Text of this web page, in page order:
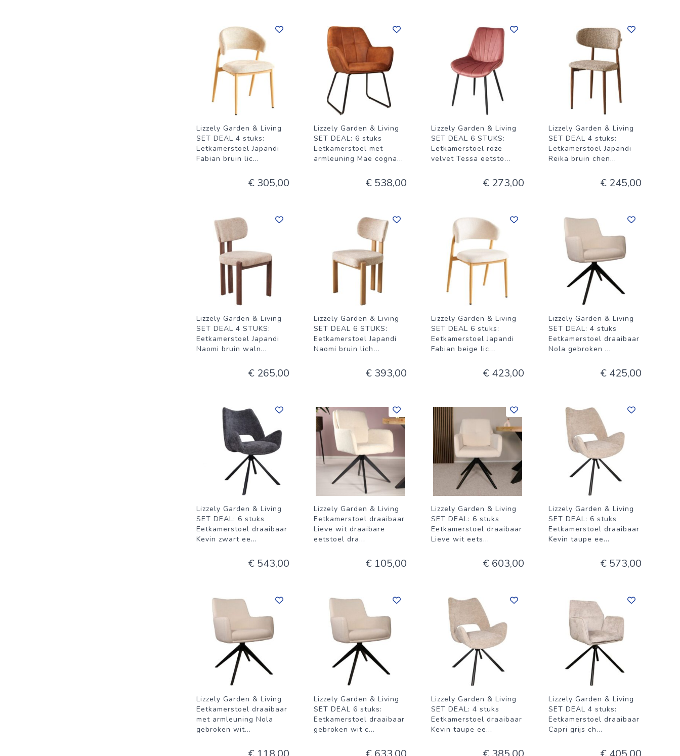
Lizzely Garden & Living
SET DEAL 4 stuks:
Eetkamerstoel Japandi
Fabian bruin lic...
€ 305,00
Lizzely Garden & Living
SET DEAL: 6 stuks
Eetkamerstoel met
armleuning Mae cogna...
€ 538,00
Lizzely Garden & Living
SET DEAL 6 STUKS:
Eetkamerstoel roze
velvet Tessa eetsto...
€ 273,00
Lizzely Garden & Living
SET DEAL 4 stuks:
Eetkamerstoel Japandi
Reika bruin chen...
€ 245,00
Lizzely Garden & Living
SET DEAL 4 STUKS:
Eetkamerstoel Japandi
Naomi bruin waln...
€ 265,00
Lizzely Garden & Living
SET DEAL 6 STUKS:
Eetkamerstoel Japandi
Naomi bruin lich...
€ 393,00
Lizzely Garden & Living
SET DEAL 6 stuks:
Eetkamerstoel Japandi
Fabian beige lic...
€ 423,00
Lizzely Garden & Living
SET DEAL: 4 stuks
Eetkamerstoel draaibaar
Nola gebroken ...
€ 425,00
Lizzely Garden & Living
SET DEAL: 6 stuks
Eetkamerstoel draaibaar
Kevin zwart ee...
€ 543,00
Lizzely Garden & Living
Eetkamerstoel draaibaar
Lieve wit draaibare
eetstoel dra...
€ 105,00
Lizzely Garden & Living
SET DEAL: 6 stuks
Eetkamerstoel draaibaar
Lieve wit eets...
€ 603,00
Lizzely Garden & Living
SET DEAL: 6 stuks
Eetkamerstoel draaibaar
Kevin taupe ee...
€ 573,00
Lizzely Garden & Living
Eetkamerstoel draaibaar
met armleuning Nola
gebroken wit...
Lizzely Garden & Living
SET DEAL 6 stuks:
Eetkamerstoel draaibaar
gebroken wit c...
Lizzely Garden & Living
SET DEAL: 4 stuks
Eetkamerstoel draaibaar
Kevin taupe ee...
Lizzely Garden & Living
SET DEAL 4 stuks:
Eetkamerstoel draaibaar
Capri grijs ch...